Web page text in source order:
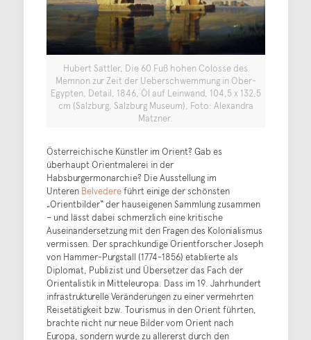
Hubert Sattler, Die 60 Fuß hohen Colosse des
Memnon zur Zeit der Ueberschwemmung in Ober-
Egypten, Detail, 1846, Öl auf Leinwand, 104,5 x 132,5
cm (Salzburg, Salzburg Museum), Foto: Alexandra
Matzner.
Österreichische Künstler im Orient? Gab es
überhaupt Orientmalerei in der
Habsburgermonarchie? Die Ausstellung im
Unteren Belvedereführt einige der schönsten
„Orientbilder“ der hauseigenen Sammlung zusammen
– und lässt dabei schmerzlich eine kritische
Auseinandersetzung mit den Fragen des Kolonialismus
vermissen. Der sprachkundige Orientforscher Joseph
von Hammer-Purgstall (1774-1856) etablierte als
Diplomat, Publizist und Übersetzer das Fach der
Orientalistik in Mitteleuropa. Dass im 19. Jahrhundert
infrastrukturelle Veränderungen zu einer vermehrten
Reisetätigkeit bzw. Tourismus in den Orient führten,
brachte nicht nur neue Bilder vom Orient nach
Europa, sondern wurde zu allererst durch den